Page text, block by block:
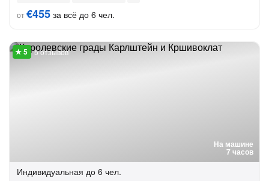
от€455 за всё до 6 чел.
На машине
7 часов
5 отзывов
Индивидуальная до 6 чел.